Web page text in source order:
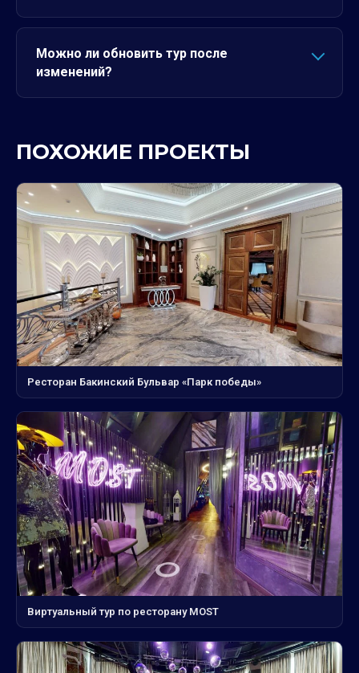
Можно ли обновить тур после
изменений?
ПОХОЖИЕ ПРОЕКТЫ
Ресторан Бакинский Бульвар «Парк победы»
Виртуальный тур по ресторану MOST